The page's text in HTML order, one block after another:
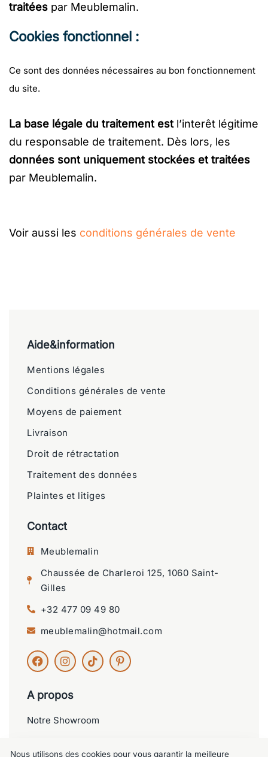
traitées par Meublemalin.
Cookies fonctionnel :
Ce sont des données nécessaires au bon fonctionnement
du site.
La base légale du traitement est l’interêt légitime
du responsable de traitement. Dès lors, les
données sont uniquement stockées et traitées
par Meublemalin.
Voir aussi les conditions générales de vente
Aide&information
Mentions légales
Conditions générales de vente
Moyens de paiement
Livraison
Droit de rétractation
Traitement des données
Plaintes et litiges
Contact
Meublemalin
Chaussée de Charleroi 125, 1060 Saint-
Gilles
+32 477 09 49 80
meublemalin@hotmail.com
A propos
Notre Showroom
Nous utilisons des cookies pour vous garantir la meilleure